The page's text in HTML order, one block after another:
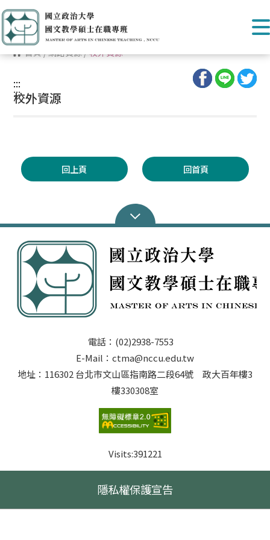
首頁/網路資源/校外資源
:::
:::
校外資源
回上頁 回首頁
電話：(02)2938-7553
E-Mail：ctma@nccu.edu.tw
地址：116302 台北市文山區指南路二段64號 政大百年樓3
樓330308室
Visits:391221
隱私權保護宣告